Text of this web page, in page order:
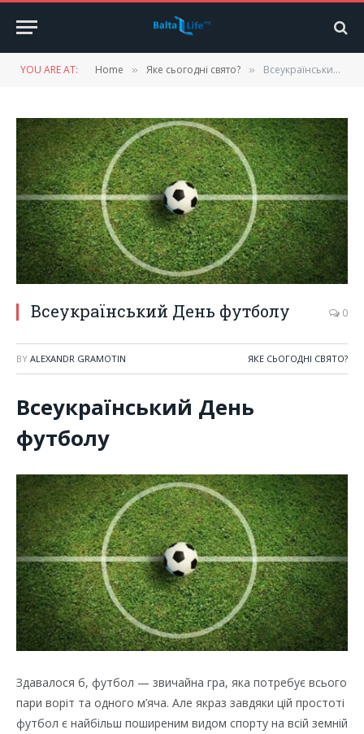
YOU ARE AT: Home » Яке сьогодні свято? » Всеукраїнський День футболу
Всеукраїнський День футболу 0
BY ALEXANDR GRAMOTIN ЯКЕ СЬОГОДНІ СВЯТО?
Всеукраїнський День
футболу
Здавалося б, футбол — звичайна гра, яка потребує всього
пари воріт та одного м’яча. Але якраз завдяки цій простоті
футбол є найбільш поширеним видом спорту на всій земній